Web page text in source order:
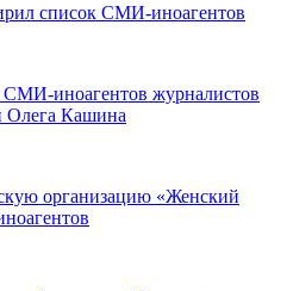
список СМИ-иноагентов
иноагентов журналистов
Олега Кашина
организацию «Женский